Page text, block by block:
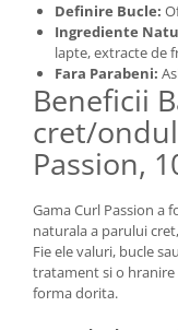
Definire Bucle:
Ingrediente
lapte, extracte de
Fara Parabeni:
Beneficii
cret/
Passion,
Gama Curl Passion a
naturala a parului
Fie ele valuri, bucle
tratament si o
forma dorita.